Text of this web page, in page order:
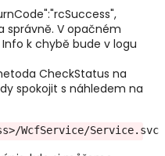
správně. V opačném
k chybě bude v logu
CheckStatus na
spokojit s náhledem na
WcfService/Service.svc